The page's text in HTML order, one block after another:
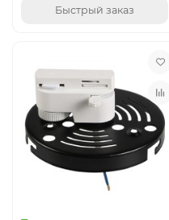
Быстрый заказ